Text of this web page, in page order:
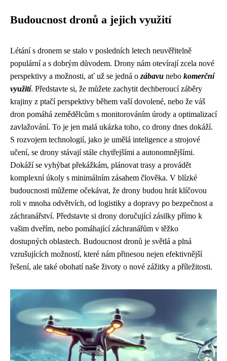
Budoucnost dronů a jejich využití
Létání s dronem se stalo v posledních letech neuvěřitelně
populární a s dobrým důvodem. Drony nám otevírají zcela nové
perspektivy a možnosti, ať už se jedná o zábavu nebo komerční
využití. Představte si, že můžete zachytit dechberoucí záběry
krajiny z ptačí perspektivy během vaší dovolené, nebo že váš
dron pomáhá zemědělcům s monitorováním úrody a optimalizací
zavlažování. To je jen malá ukázka toho, co drony dnes dokáží.
S rozvojem technologií, jako je umělá inteligence a strojové
učení, se drony stávají stále chytřejšími a autonomnějšími.
Dokáží se vyhýbat překážkám, plánovat trasy a provádět
komplexní úkoly s minimálním zásahem člověka. V blízké
budoucnosti můžeme očekávat, že drony budou hrát klíčovou
roli v mnoha odvětvích, od logistiky a dopravy po bezpečnost a
záchranářství. Představte si drony doručující zásilky přímo k
vašim dveřím, nebo pomáhající záchranářům v těžko
dostupných oblastech. Budoucnost dronů je světlá a plná
vzrušujících možností, které nám přinesou nejen efektivnější
řešení, ale také obohatí naše životy o nové zážitky a příležitosti.